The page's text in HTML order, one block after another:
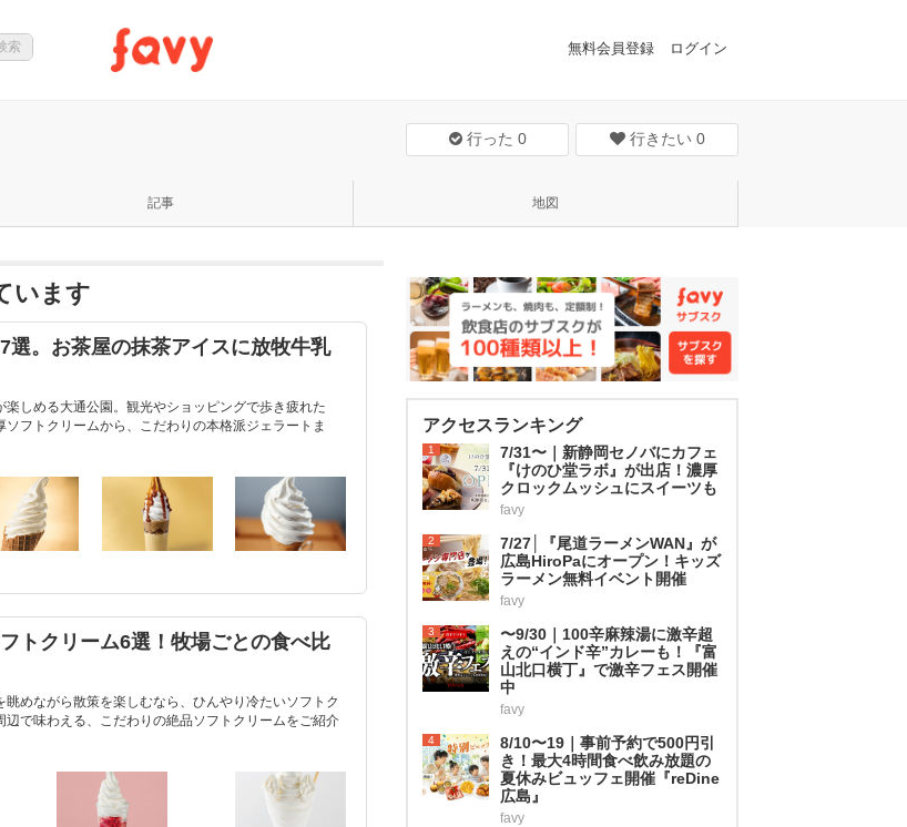
無料会員登録 ログイン
行った 0 行きたい 0
記事 地図
います
選。お茶屋の抹茶アイスに放牧牛乳
しめる大通公園。観光やショッピングで歩き疲れた
フトクリームから、こだわりの本格派ジェラートま
トクリーム6選！牧場ごとの食べ比
めながら散策を楽しむなら、ひんやり冷たいソフトク
で味わえる、こだわりの絶品ソフトクリームをご紹介
アクセスランキング
1
7/31〜｜新静岡セノバにカフェ
『けのひ堂ラボ』が出店！濃厚
クロックムッシュにスイーツも
favy
2
7/27│『尾道ラーメンWAN』が
広島HiroPaにオープン！キッズ
ラーメン無料イベント開催
favy
3
〜9/30｜100辛麻辣湯に激辛超
えの“インド辛”カレーも！『富
山北口横丁』で激辛フェス開催
中
favy
4
8/10〜19｜事前予約で500円引
き！最大4時間食べ飲み放題の
夏休みビュッフェ開催『reDine
広島』
favy